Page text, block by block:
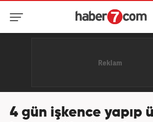
4 gün işkence yapıp